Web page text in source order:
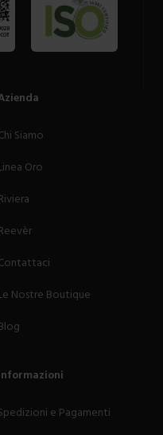
Siamo
Oro
Nostre Boutique
e Pagamenti